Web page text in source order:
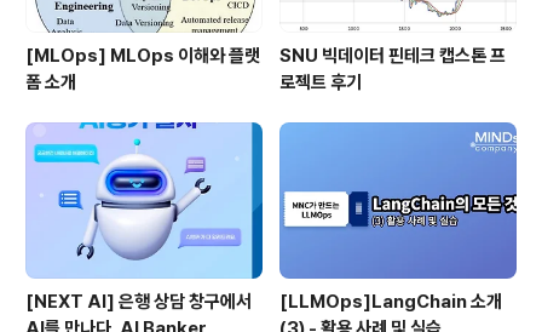
[MLOps] MLOps 이해와 플랫
폼 소개
SNU 빅데이터 핀테크 캡스톤 프
로젝트 후기
[NEXT AI] 은행 상담 창구에서
[LLMOps]LangChain 소개